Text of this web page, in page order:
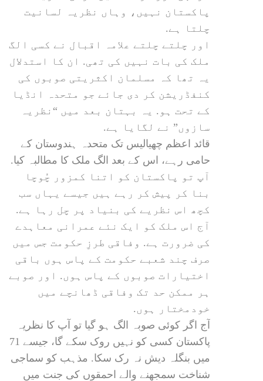
پاکستان نہیں، وہاں نظریہ لسانیت
چلتا ہے.
اور چلتے چلتے علامہ اقبال نے کسی الگ
ملک کی بات نہیں کی تھی. ان کا استدلال
یہ تھا کہ مسلمان اکثریتی صوبوں کی
کنفڈریشن کر دی جائے جو متحدہ انڈیا
کے تحت ہو. یہ بہتان بعد میں “نظریہ
سازوں” نے لگایا ہے.
قائد اعظم چھیالیس تک متحدہ ہندوستان کے
حامی رہے، اس کے بعد الگ ملک کا مطالبہ کیا.
آپ تو پاکستان کو اتنا کمزور چُوچا
بنا کر پیش کر رہے ہیں جیسے یہاں سب
کچھ اس نظریے کی بنیاد پر چل رہا ہے.
آج اس ملک کو ایک نئے عمرانی معاہدے
کی ضرورت ہے. وفاقی طرزِ حکومت جس میں
صرف چند شعبے حکومت کے پاس ہوں باقی
اختیارات صوبوں کے پاس ہوں. اور صوبے
ہر ممکن حد تک وفاقی ڈھانچے میں
خودمختار ہوں.
آج اگر کوئی صوبہ الگ ہو گیا تو آپ کا نظریہ
پاکستان کسی کو نہیں روک سکے گا، جیسے 71
میں بنگلہ دیش نہ رک سکا. مذہب کو سماجی
شناخت سمجھنے والے احمقوں کی جنت میں